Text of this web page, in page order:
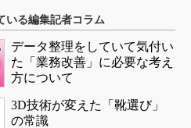
いる編集記者コラム
データ整理をしていて気付い
た「業務改善」に必要な考え
方について
3D技術が変えた「靴選び」
の常識